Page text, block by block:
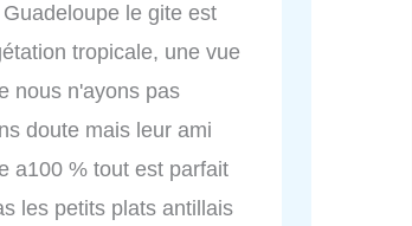
le gite est
tropicale, une vue
nous n'ayons pas
doute mais leur ami
a100 % tout est parfait
les petits plats antillais